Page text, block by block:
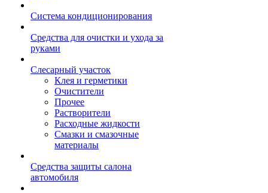
Система кондиционирования
Средства для очистки и ухода за
руками
Слесарный участок
Клея и герметики
Очистители
Прочее
Растворители
Расходные жидкости
Смазки и смазочные
материалы
Средства защиты салона
автомобиля